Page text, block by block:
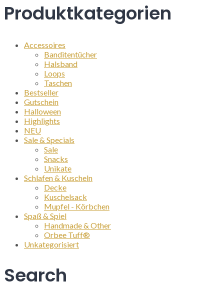
der
Produktseite
Produktkategorien
Accessoires
Banditentücher
Halsband
Loops
Taschen
Bestseller
Gutschein
Halloween
Highlights
NEU
Sale & Specials
Sale
Snacks
Unikate
Schlafen & Kuscheln
Decke
Kuschelsack
Mupfel - Körbchen
Spaß & Spiel
Handmade & Other
Orbee Tuff®
Unkategorisiert
Search